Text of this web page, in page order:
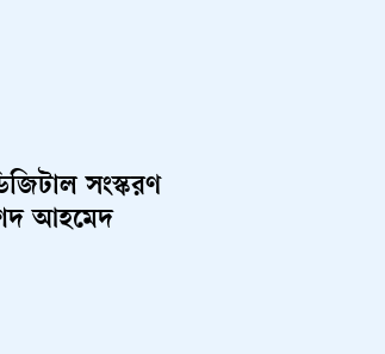
সংস্করণ
আহমেদ